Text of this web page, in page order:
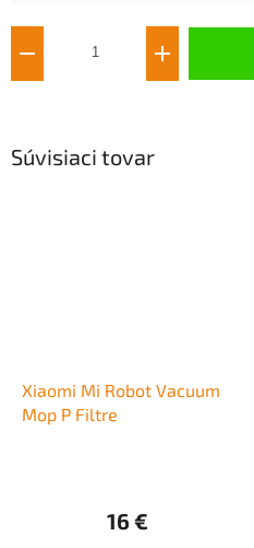
Súvisiaci tovar
Xiaomi Mi Robot Vacuum
Mop P Filtre
16 €